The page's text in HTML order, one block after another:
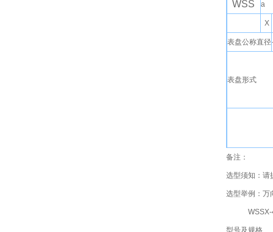
WSS a
X
表盘公称直径
表盘形式
安装固定形式
备注：
选型须知：请
选型举例：
WSSX-
型号及规格